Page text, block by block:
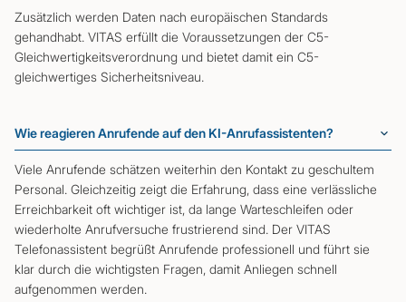
Zusätzlich werden Daten nach europäischen Standards
gehandhabt. VITAS erfüllt die Voraussetzungen der C5-
Gleichwertigkeitsverordnung und bietet damit ein C5-
gleichwertiges Sicherheitsniveau.
Wie reagieren Anrufende auf den KI-Anrufassistenten?
Viele Anrufende schätzen weiterhin den Kontakt zu geschultem
Personal. Gleichzeitig zeigt die Erfahrung, dass eine verlässliche
Erreichbarkeit oft wichtiger ist, da lange Warteschleifen oder
wiederholte Anrufversuche frustrierend sind. Der VITAS
Telefonassistent begrüßt Anrufende professionell und führt sie
klar durch die wichtigsten Fragen, damit Anliegen schnell
aufgenommen werden.